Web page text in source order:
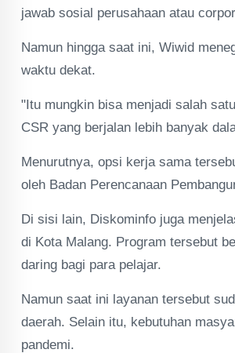
jawab sosial perusahaan atau
Namun hingga saat ini, Wiwid
waktu dekat.
"Itu mungkin bisa menjadi salah
CSR yang berjalan lebih banyak
Menurutnya, opsi kerja sama
oleh Badan Perencanaan
Di sisi lain, Diskominfo juga
di Kota Malang. Program tersebut
daring bagi para pelajar.
Namun saat ini layanan tersebut
daerah. Selain itu, kebutuhan
pandemi.